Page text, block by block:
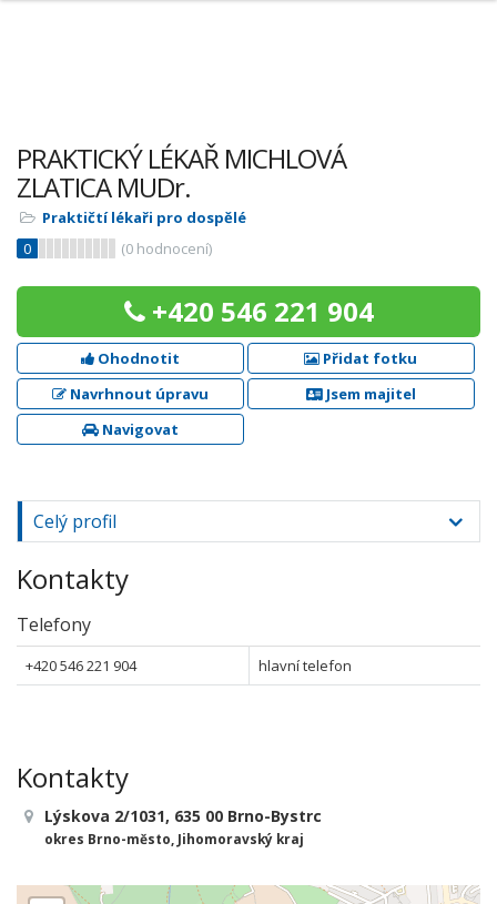
PRAKTICKÝ LÉKAŘ MICHLOVÁ
ZLATICA MUDr.
Praktičtí lékaři pro dospělé
0
(0 hodnocení)
+420 546 221 904
Ohodnotit
Přidat fotku
Navrhnout úpravu
Jsem majitel
Navigovat
Celý profil
Kontakty
Telefony
+420 546 221 904 hlavní telefon
Kontakty
Lýskova 2/1031, 635 00 Brno-Bystrc
okres Brno-město, Jihomoravský kraj